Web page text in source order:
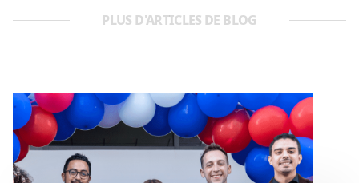
PLUS D'ARTICLES DE BLOG